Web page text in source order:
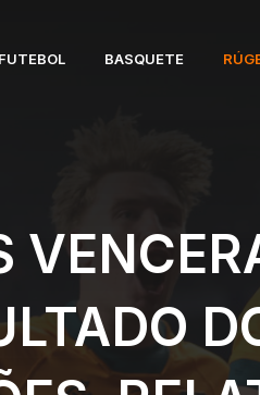
FUTEBOL BASQUETE